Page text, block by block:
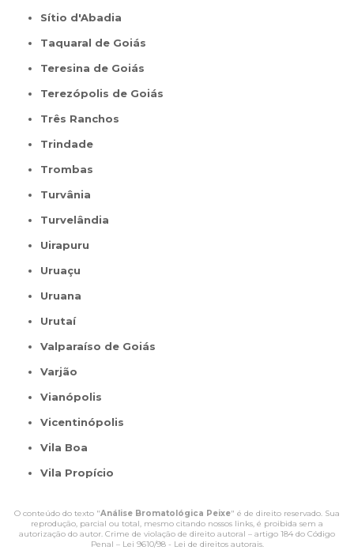
Sítio d'Abadia
Taquaral de Goiás
Teresina de Goiás
Terezópolis de Goiás
Três Ranchos
Trindade
Trombas
Turvânia
Turvelândia
Uirapuru
Uruaçu
Uruana
Urutaí
Valparaíso de Goiás
Varjão
Vianópolis
Vicentinópolis
Vila Boa
Vila Propício
O conteúdo do texto "Análise Bromatológica Peixe" é de direito reservado. Sua
reprodução, parcial ou total, mesmo citando nossos links, é proibida sem a
autorização do autor. Crime de violação de direito autoral – artigo 184 do Código
Penal – Lei 9610/98 - Lei de direitos autorais.